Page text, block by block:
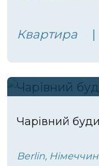
Квартира
Чарівний
Berlin,